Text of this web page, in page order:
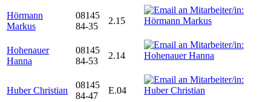
Hörmann
Markus
08145
84-35
2.15
Hohenauer
Hanna
08145
84-53
2.14
Huber Christian
08145
84-47
E.04